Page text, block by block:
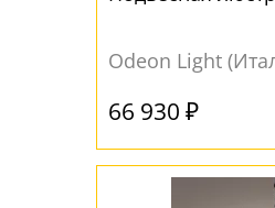
Odeon Light
66 930 ₽